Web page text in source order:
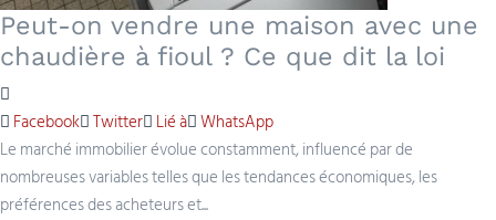
Peut-on vendre une maison avec une
chaudière à fioul ? Ce que dit la loi
Facebook Twitter Lié à WhatsApp
Le marché immobilier évolue constamment, influencé par de
nombreuses variables telles que les tendances économiques, les
préférences des acheteurs et...